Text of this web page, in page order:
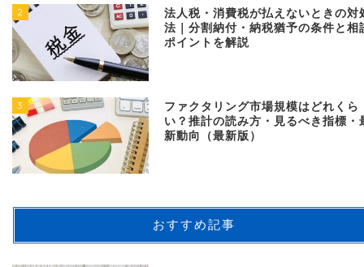
2
法人税・消費税が払えないときの対
法｜分割納付・納税猶予の条件と相
ポイントを解説
3
ファクタリング市場規模はどれくら
い？推計の読み方・見るべき指標・
新動向（最新版）
おすすめ記事